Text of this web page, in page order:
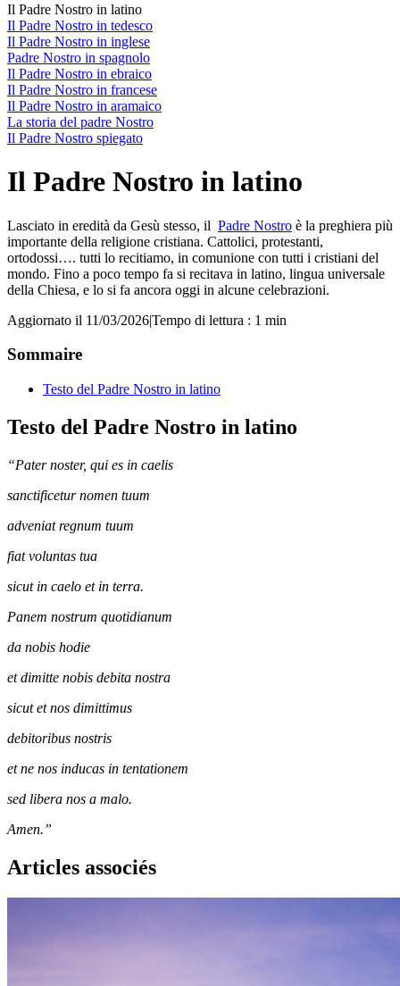
Il Padre Nostro in latino
Il Padre Nostro in tedesco
Il Padre Nostro in inglese
Padre Nostro in spagnolo
Il Padre Nostro in ebraico
Il Padre Nostro in francese
Il Padre Nostro in aramaico
La storia del padre Nostro
Il Padre Nostro spiegato
Il Padre Nostro in latino
Lasciato in eredità da Gesù stesso, il Padre Nostro è la preghiera più
importante della religione cristiana. Cattolici, protestanti,
ortodossi…. tutti lo recitiamo, in comunione con tutti i cristiani del
mondo. Fino a poco tempo fa si recitava in latino, lingua universale
della Chiesa, e lo si fa ancora oggi in alcune celebrazioni.
Aggiornato il 11/03/2026|Tempo di lettura : 1 min
Sommaire
Testo del Padre Nostro in latino
Testo del Padre Nostro in latino
“Pater noster, qui es in caelis
sanctificetur nomen tuum
adveniat regnum tuum
fiat voluntas tua
sicut in caelo et in terra.
Panem nostrum quotidianum
da nobis hodie
et dimitte nobis debita nostra
sicut et nos dimittimus
debitoribus nostris
et ne nos inducas in tentationem
sed libera nos a malo.
Amen.”
Articles associés